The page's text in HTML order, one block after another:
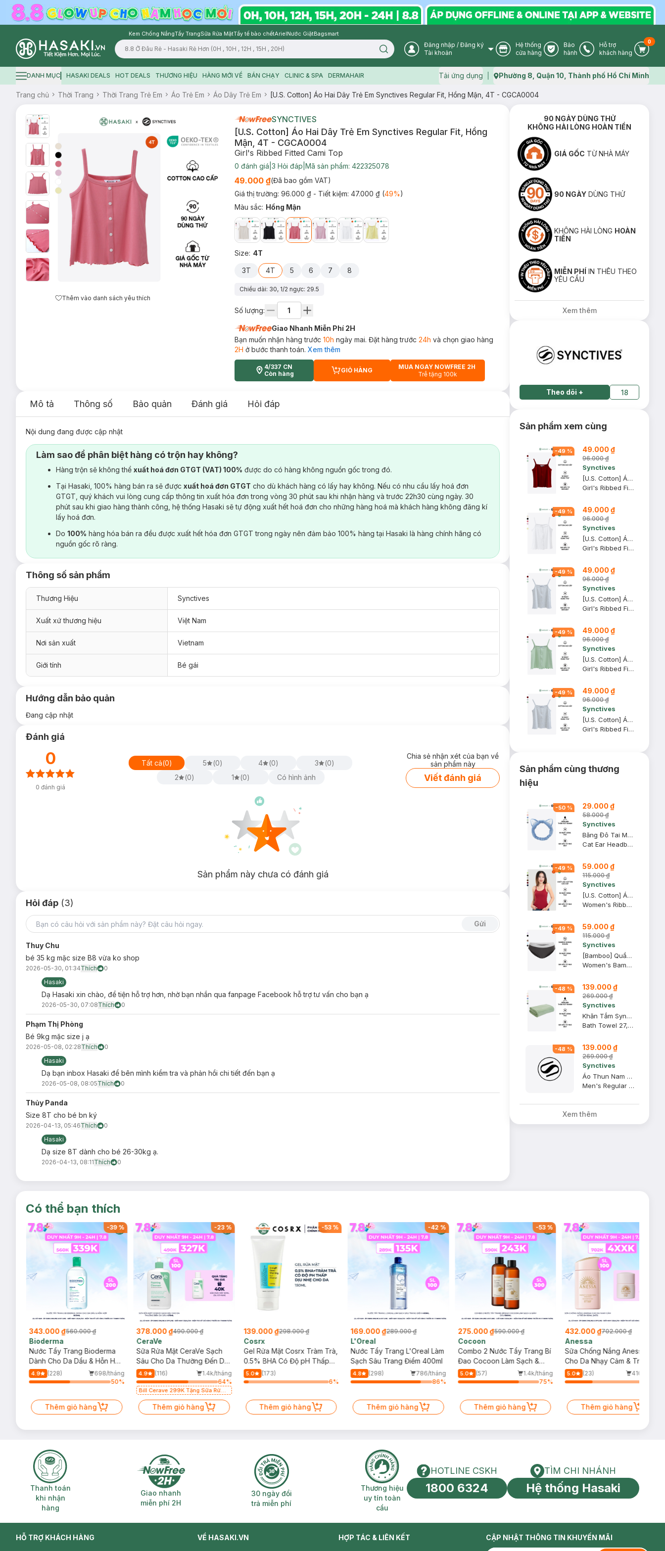
Kem Chống NắngTẩy TrangSữa Rửa MặtTẩy tế bào chếtArielNước GiặtBagsmart
Logo
Search icon User Icon
Đăng nhập / Đăng ký
Tài khoản
Store Icon
Hệ thống
cửa hàng
Warranty Icon
Bảo
hành
Phone Icon
Hỗ trợ
khách hàng
Cart
0
Hamburger icon
DANH MỤC HASAKI DEALS HOT DEALS THƯƠNG HIỆU HÀNG MỚI VỀ BÁN CHẠY CLINIC & SPA DERMAHAIR Tải ứng dụng Map icon
Phường 8, Quận 10, Thành phố Hồ Chí Minh
Trang chủ Thời Trang Thời Trang Trẻ Em Áo Trẻ Em Áo Dây Trẻ Em [U.S. Cotton] Áo Hai Dây Trẻ Em Synctives Regular Fit, Hồng Mận, 4T - CGCA0004
Thêm vào danh sách yêu thích
SYNCTIVES
[U.S. Cotton] Áo Hai Dây Trẻ Em Synctives Regular Fit, Hồng
Mận, 4T - CGCA0004
Girl's Ribbed Fitted Cami Top
0 đánh giá 3 Hỏi đáp Mã sản phẩm: 422325078
49.000 ₫(Đã bao gồm VAT)
Giá thị trường: 96.000 ₫ - Tiết kiệm: 47.000 ₫(49%)
Màu sắc: Hồng Mận
Size: 4T
3T 4T 5 6 7 8
Chiều dài: 30, 1/2 ngực: 29.5
Số lượng:
Giao Nhanh Miễn Phí 2H
Bạn muốn nhận hàng trước 10h ngày mai. Đặt hàng trước 24h và chọn giao hàng
2H ở bước thanh toán. Xem thêm
4/337 CN
Còn hàng
CART PLUS ICON
GIỎ HÀNG
MUA NGAY NOWFREE 2H
Trễ tặng 100k
Mô tả Thông số Bảo quản Đánh giá Hỏi đáp
Nội dung đang được cập nhật
Làm sao để phân biệt hàng có trộn hay không?
Hàng trộn sẽ không thể xuất hoá đơn GTGT (VAT) 100% được do có hàng không nguồn gốc trong đó.
Tại Hasaki, 100% hàng bán ra sẽ được xuất hoá đơn GTGT cho dù khách hàng có lấy hay không. Nếu có nhu cầu lấy hoá đơn
GTGT, quý khách vui lòng cung cấp thông tin xuất hóa đơn trong vòng 30 phút sau khi nhận hàng và trước 22h30 cùng ngày. 30
phút sau khi giao hàng thành công, hệ thống Hasaki sẽ tự động xuất hết hoá đơn cho những hàng hoá mà khách hàng không đăng kí
lấy hoá đơn.
Do 100% hàng hóa bán ra đều được xuất hết hóa đơn GTGT trong ngày nên đảm bảo 100% hàng tại Hasaki là hàng chính hãng có
nguồn gốc rõ ràng.
Thông số sản phẩm
Thương Hiệu Synctives
Xuất xứ thương hiệu Việt Nam
Nơi sản xuất Vietnam
Giới tính Bé gái
Hướng dẫn bảo quản
Đang cập nhật
Đánh giá
0
0 đánh giá
Tất cả(0) 5 (0) 4 (0) 3 (0)
2
(0) 1 (0) Có hình ảnh
Chia sẻ nhận xét của bạn về
sản phẩm này
Viết đánh giá
Sản phẩm này chưa có đánh giá
Hỏi đáp (3)
Gửi
Thuy Chu
bé 35 kg mặc size B8 vừa ko shop
2026-05-30, 01:34Thích
0
Hasaki
Dạ Hasaki xin chào, để tiện hỗ trợ hơn, nhờ bạn nhắn qua fanpage Facebook hỗ trợ tư vấn cho bạn ạ
2026-05-30, 07:08Thích 0
Phạm Thị Phòng
Bé 9kg mặc size j ạ
2026-05-08, 02:28Thích
0
Hasaki
Dạ bạn inbox Hasaki để bên mình kiểm tra và phản hồi chi tiết đến bạn ạ
2026-05-08, 08:05Thích 0
Thủy Panda
Size 8T cho bé bn ký
2026-04-13, 05:46Thích
0
Hasaki
Dạ size 8T dành cho bé 26-30kg ạ.
2026-04-13, 08:11Thích 0
90 NGÀY DÙNG THỬ
KHÔNG HÀI LÒNG HOÀN TIỀN
GIÁ GỐC TỪ NHÀ MÁY
90 NGÀY DÙNG THỬ
KHÔNG HÀI LÒNG HOÀN
TIỀN
MIỄN PHÍ IN THÊU THEO
YÊU CẦU
Xem thêm
Theo dõi + 18
Sản phẩm xem cùng
-49 % 49.000 ₫
96.000 ₫
Synctives
[U.S. Cotton] Áo Hai Dây Trẻ Em Synctives Slim Fit, Đỏ Samba, 7 - CGCA0005
Girl's Ribbed Fitted Cami Top
-49 % 49.000 ₫
96.000 ₫
Synctives
[U.S. Cotton] Áo Hai Dây Trẻ Em Synctives Regular Fit, Trắng, 6 - CGCA0004
Girl's Ribbed Fitted Cami Top
-49 % 49.000 ₫
96.000 ₫
Synctives
[U.S. Cotton] Áo Hai Dây Trẻ Em Synctives Slim Fit, Xám Melange Nhạt, 8 - CGCA0005
Girl's Ribbed Fitted Cami Top
-49 % 49.000 ₫
96.000 ₫
Synctives
[U.S. Cotton] Áo Hai Dây Trẻ Em Synctives Slim Fit, Xanh Ngọc, 6 - CGCA0005
Girl's Ribbed Fitted Cami Top
-49 % 49.000 ₫
96.000 ₫
Synctives
[U.S. Cotton] Áo Hai Dây Trẻ Em Synctives Slim Fit, Xám Melange Nhạt, 6 - CGCA0005
Girl's Ribbed Fitted Cami Top
Sản phẩm cùng thương
hiệu
-50 % 29.000 ₫
58.000 ₫
Synctives
Băng Đô Tai Mèo Synctives, Tím Xanh Nhạt
Cat Ear Headband - AcCGHB0002
-49 % 59.000 ₫
115.000 ₫
Synctives
[U.S. Cotton] Áo Hai Dây Nữ Synctives Slim Fit, Đỏ Samba, L - CWCA0005
Women's Ribbed Fitted Cami Top
-49 % 59.000 ₫
115.000 ₫
Synctives
[Bamboo] Quần Lót Nữ Synctives Dáng Bikini, Ghi Đậm, XL - CWPT0008
Women's Bamboo Bikini Panties
-48 % 139.000 ₫
269.000 ₫
Synctives
Khăn Tắm Synctives 70x140 cm, Xanh Bạc Hà - HTBT0001
Bath Towel 27,5 x 55,1 Inches
-48 % 139.000 ₫
269.000 ₫
Synctives
Áo Thun Nam Regular Fit, Xanh Khói, L - CMTS0028
Men's Regular Fit T-shirt
Xem thêm
Có thể bạn thích
-39%
343.000 ₫560.000 ₫
Bioderma
Nước Tẩy Trang Bioderma
Dành Cho Da Dầu & Hỗn Hợp
500ml
4.9 (228)
698/tháng
50%
Thêm giỏ hàng
-23%
378.000 ₫490.000 ₫
CeraVe
Sữa Rửa Mặt CeraVe Sạch
Sâu Cho Da Thường Đến Da
Dầu 473ml
4.9 (116)
1.4k/tháng
64%
Bill Cerave 299K Tặng Sữa Rửa
Thêm giỏ hàng
-53%
139.000 ₫298.000 ₫
Cosrx
Gel Rửa Mặt Cosrx Tràm Trà,
0.5% BHA Có Độ pH Thấp
150ml
5.0
(173)
6%
Thêm giỏ hàng
-42 %
169.000 ₫289.000 ₫
L'Oreal
Nước Tẩy Trang L'Oreal Làm
Sạch Sâu Trang Điểm 400ml
4.8 (298)
786/tháng
86%
Thêm giỏ hàng
-53%
275.000 ₫590.000 ₫
Cocoon
Combo 2 Nước Tẩy Trang Bí
Đao Cocoon Làm Sạch &
Giảm Dầu 500ml
5.0 (57)
1.4k/tháng
75%
Thêm giỏ hàng
432.000 ₫702.000 ₫
Anessa
Sữa Chống Nắng Anessa
Cho Da Nhạy Cảm & Trẻ Em
60ml (Mới)
5.0 (23)
410/tháng
Thêm giỏ hàng
Thanh toán khi nhận hàng
Thanh toán
khi nhận
hàng
Giao nhanh miễn phí 2H
Giao nhanh
miễn phí 2H
30 ngày đổi trả miễn phí
30 ngày đổi
trả miễn phí
Thương hiệu uy tín toàn cầu
Thương hiệu
uy tín toàn
cầu
HOTLINE CSKH
HOTLINE CSKH
1800 6324
Tìm chi nhánh
TÌM CHI NHÁNH
Hệ thống Hasaki
HỖ TRỢ KHÁCH HÀNG VỀ HASAKI.VN HỢP TÁC & LIÊN KẾT CẬP NHẬT THÔNG TIN KHUYẾN MÃI